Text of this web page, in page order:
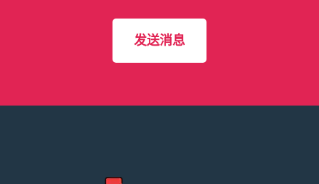
发送消息